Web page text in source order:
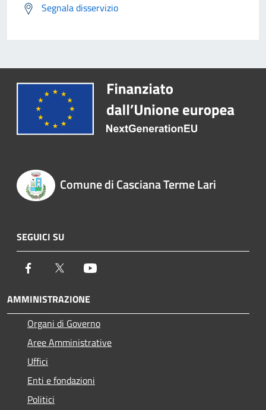
Segnala disservizio
Comune di Casciana Terme Lari
SEGUICI SU
Facebook Twitter
AMMINISTRAZIONE
Organi di Governo
Aree Amministrative
Uffici
Enti e fondazioni
Politici